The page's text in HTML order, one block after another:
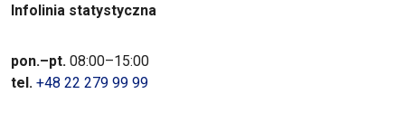
Infolinia statystyczna
pon.–pt. 08:00–15:00
tel. +48 22 279 99 99